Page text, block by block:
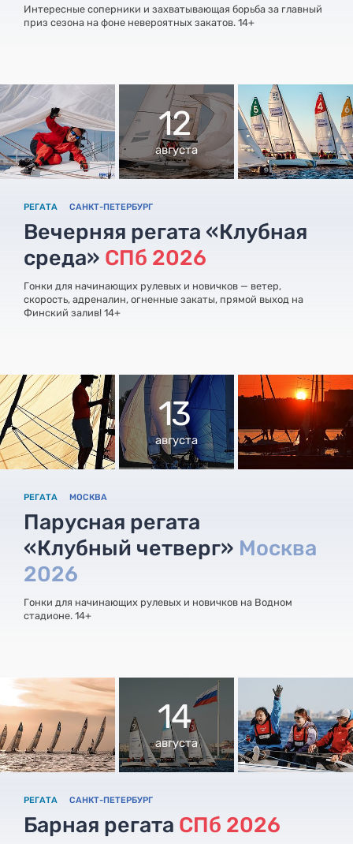
Интересные соперники и захватывающая борьба за главный
приз сезона на фоне невероятных закатов. 14+
12
августа
РЕГАТА САНКТ-ПЕТЕРБУРГ
Вечерняя регата «Клубная
среда» СПб 2026
Гонки для начинающих рулевых и новичков — ветер,
скорость, адреналин, огненные закаты, прямой выход на
Финский залив! 14+
13
августа
РЕГАТА МОСКВА
Парусная регата
«Клубный четверг» Москва
2026
Гонки для начинающих рулевых и новичков на Водном
стадионе. 14+
14
августа
РЕГАТА САНКТ-ПЕТЕРБУРГ
Барная регата СПб 2026